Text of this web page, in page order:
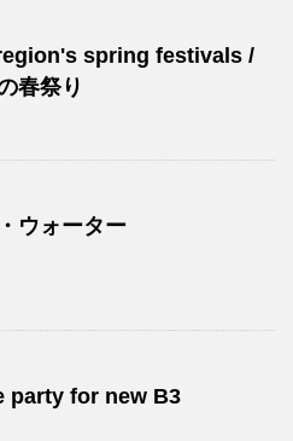
spring festivals /
春祭り
ウォーター
party for new B3